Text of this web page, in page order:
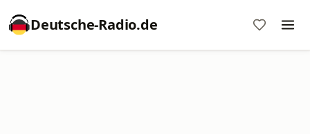
Deutsche-Radio.de